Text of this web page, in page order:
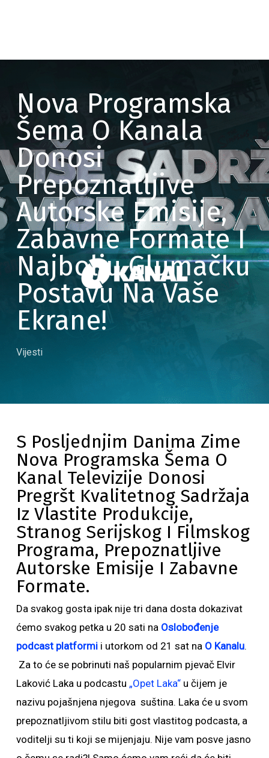
Nova Programska
Šema O Kanala
Donosi
Prepoznatljive
Autorske Emisije,
Zabavne Formate I
Najbolju Glumačku
Postavu Na Vaše
Ekrane!
Vijesti
S Posljednjim Danima Zime
Nova Programska Šema O
Kanal Televizije Donosi
Pregršt Kvalitetnog Sadržaja
Iz Vlastite Produkcije,
Stranog Serijskog I Filmskog
Programa, Prepoznatljive
Autorske Emisije I Zabavne
Formate.
Da svakog gosta ipak nije tri dana dosta dokazivat
ćemo svakog petka u 20 sati na Oslobođenje
podcast platformii utorkom od 21 sat na O Kanalu.
Za to će se pobrinuti naš popularnim pjevač Elvir
Laković Laka u podcastu „Opet Laka“ u čijem je
nazivu pojašnjena njegova suština. Laka će u svom
prepoznatljivom stilu biti gost vlastitog podcasta, a
voditelji su ti koji se mijenjaju. Nije vam posve jasno